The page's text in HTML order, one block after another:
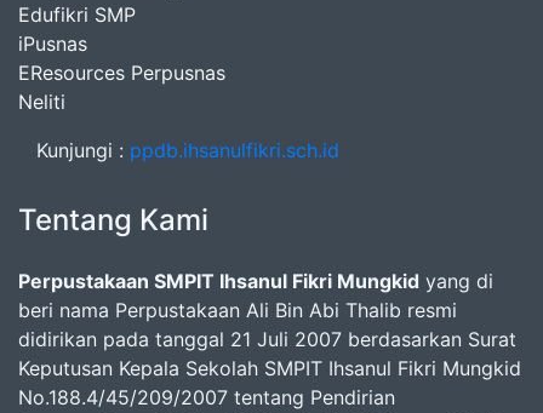
Edufikri SMP
iPusnas
EResources Perpusnas
Neliti
Kunjungi : ppdb.ihsanulfikri.sch.id
Tentang Kami
Perpustakaan SMPIT Ihsanul Fikri Mungkid yang di
beri nama Perpustakaan Ali Bin Abi Thalib resmi
didirikan pada tanggal 21 Juli 2007 berdasarkan Surat
Keputusan Kepala Sekolah SMPIT Ihsanul Fikri Mungkid
No.188.4/45/209/2007 tentang Pendirian